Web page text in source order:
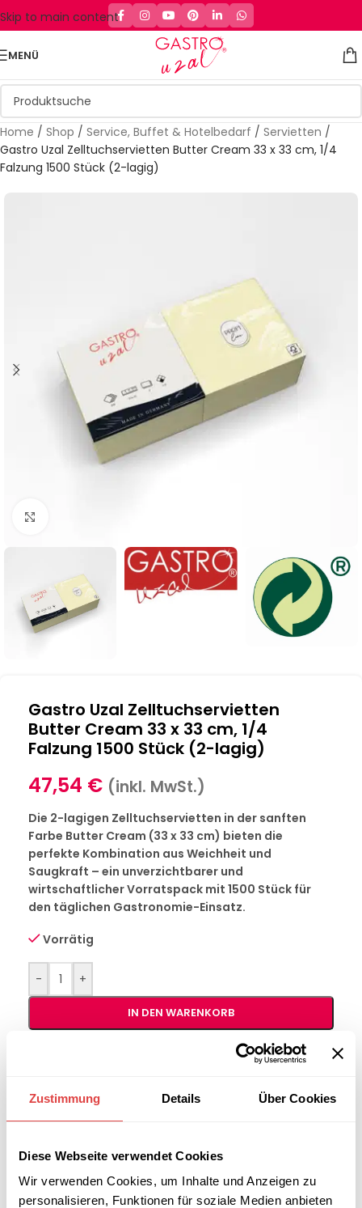
Zustimmung Details Über Cookies
Diese Webseite verwendet Cookies
Wir verwenden Cookies, um Inhalte und Anzeigen zu
personalisieren, Funktionen für soziale Medien anbieten
Skip to main content
MENÜ
Home / Shop / Service, Buffet & Hotelbedarf / Servietten /
Gastro Uzal Zelltuchservietten Butter Cream 33 x 33 cm, 1/4
Falzung 1500 Stück (2-lagig)
Gastro Uzal Zelltuchservietten
Butter Cream 33 x 33 cm, 1/4
Falzung 1500 Stück (2-lagig)
47,54 € (inkl. MwSt.)
Die 2-lagigen Zelltuchservietten in der sanften
Farbe Butter Cream (33 x 33 cm) bieten die
perfekte Kombination aus Weichheit und
Saugkraft – ein unverzichtbarer und
wirtschaftlicher Vorratspack mit 1500 Stück für
den täglichen Gastronomie-Einsatz.
Vorrätig
- +
IN DEN WARENKORB
Stückzahlen?
Artikelnummer:G228584
Kategorie: Servietten
Marke:Gastro Uzal